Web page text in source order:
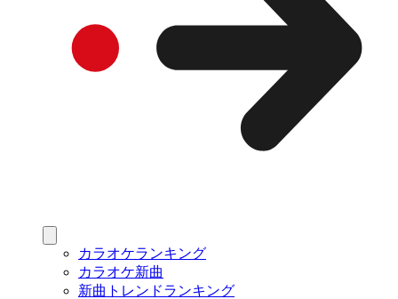
カラオケランキング
カラオケ新曲
新曲トレンドランキング